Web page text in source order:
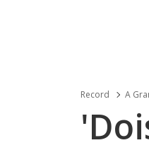
Record A